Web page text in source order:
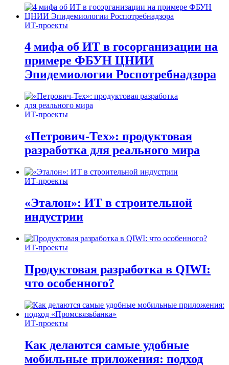
ИТ-проекты
4 мифа об ИТ в госорганизации на
примере ФБУН ЦНИИ
Эпидемиологии Роспотребнадзора
ИТ-проекты
«Петрович-Тех»: продуктовая
разработка для реального мира
ИТ-проекты
«Эталон»: ИТ в строительной
индустрии
ИТ-проекты
Продуктовая разработка в QIWI:
что особенного?
ИТ-проекты
Как делаются самые удобные
мобильные приложения: подход